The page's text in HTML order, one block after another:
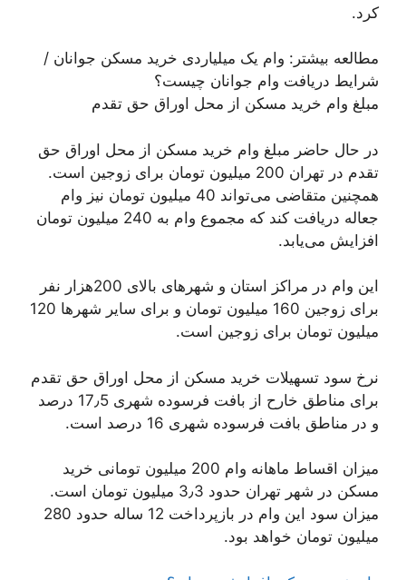
کرد.
مطالعه بیشتر: وام یک میلیاردی خرید مسکن جوانان /
شرایط دریافت وام جوانان چیست؟
مبلغ وام خرید مسکن از محل اوراق حق تقدم
در حال حاضر مبلغ وام خرید مسکن از محل اوراق حق
تقدم در تهران 200 میلیون تومان برای زوجین است.
همچنین متقاضی می‌تواند 40 میلیون تومان نیز وام
جعاله دریافت کند که مجموع وام به 240 میلیون تومان
افزایش می‌یابد.
این وام در مراکز استان و شهرهای بالای 200هزار نفر
برای زوجین 160 میلیون تومان و برای سایر شهرها 120
میلیون تومان برای زوجین است.
نرخ سود تسهیلات خرید مسکن از محل اوراق حق تقدم
برای مناطق خارح از بافت فرسوده شهری 17٫5 درصد
و در مناطق بافت فرسوده شهری 16 درصد است.
میزان اقساط ماهانه وام 200 میلیون تومانی خرید
مسکن در شهر تهران حدود 3٫3 میلیون تومان است.
میزان سود این وام در بازپرداخت 12 ساله حدود 280
میلیون تومان خواهد بود.